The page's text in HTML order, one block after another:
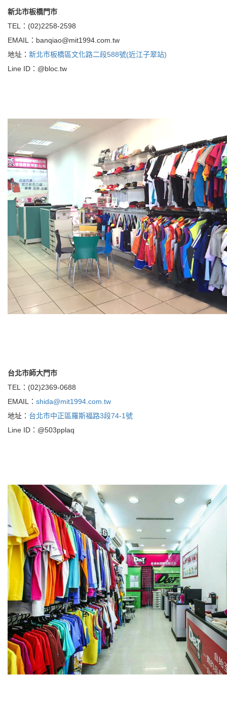
新北市板橋門市
TEL：(02)2258-2598
EMAIL：banqiao@mit1994.com.tw
地址： 新北市板橋區文化路二段588號(近江子翠站)
Line ID：@bloc.tw
台北市師大門市
TEL：(02)2369-0688
EMAIL： shida@mit1994.com.tw
地址： 台北市中正區羅斯福路3段74-1號
Line ID：@503pplaq